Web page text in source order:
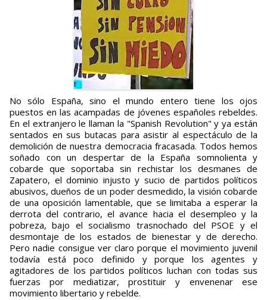
No sólo España, sino el mundo entero tiene los ojos
puestos en las acampadas de jóvenes españoles rebeldes.
En el extranjero le llaman la "Spanish Revolution" y ya están
sentados en sus butacas para asistir al espectáculo de la
demolición de nuestra democracia fracasada. Todos hemos
soñado con un despertar de la España somnolienta y
cobarde que soportaba sin rechistar los desmanes de
Zapatero, el dominio injusto y sucio de partidos políticos
abusivos, dueños de un poder desmedido, la visión cobarde
de una oposición lamentable, que se limitaba a esperar la
derrota del contrario, el avance hacia el desempleo y la
pobreza, bajo el socialismo trasnochado del PSOE y el
desmontaje de los estados de bienestar y de derecho.
Pero nadie consigue ver claro porque el movimiento juvenil
todavía está poco definido y porque los agentes y
agitadores de los partidos políticos luchan con todas sus
fuerzas por mediatizar, prostituir y envenenar ese
movimiento libertario y rebelde.